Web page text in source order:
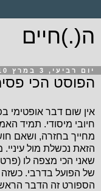
ה(.)חיים
יום רביעי, 3 במרץ 2010
הפוסט הכי
אין שום דבר אופטימי
חיובי מיסודי. תמיד
מחייך בחזרה, ושאם
הזאת נכשלת מול
שאני הכי מצפה לו (פרט
של הפועל בדרבי. כשזה
הספורט זה הדבר